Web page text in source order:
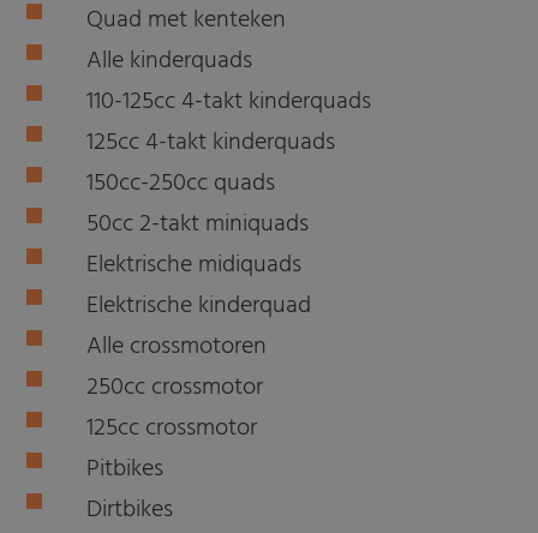
Quad met kenteken
Alle kinderquads
110-125cc 4-takt kinderquads
125cc 4-takt kinderquads
150cc-250cc quads
50cc 2-takt miniquads
Elektrische midiquads
Elektrische kinderquad
Alle crossmotoren
250cc crossmotor
125cc crossmotor
Pitbikes
Dirtbikes